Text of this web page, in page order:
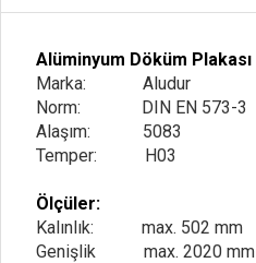
Alüminyum Döküm Plakası
Marka: Aludur
Norm: DIN EN 573-3
Alaşım: 5083
Temper: H03
Ölçüler:
Kalınlık: max. 502 mm
Genişlik max. 2020 mm